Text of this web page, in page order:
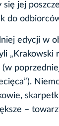
się jej
do
edycji w
„Krakowski
–